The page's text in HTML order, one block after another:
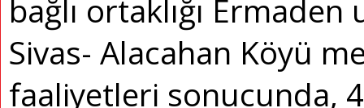
bağlı ortaklığı
Sivas- Alacahan Köyü
faaliyetleri sonucunda,